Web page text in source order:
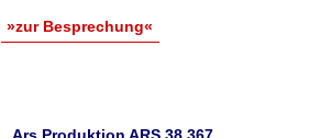
»zur Besprechung«
Ars Produktion ARS 38 367